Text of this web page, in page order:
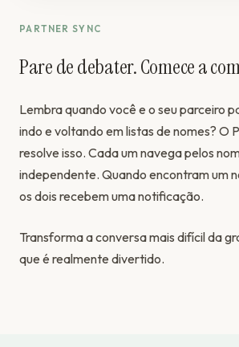
PARTNER SYNC
Pare de debater. Comece a
Lembra quando você e o seu parceiro
indo e voltando em listas de nomes? O
resolve isso. Cada um navega pelos
independente. Quando encontram um
os dois recebem uma notificação.
Transforma a conversa mais difícil da
que é realmente divertido.